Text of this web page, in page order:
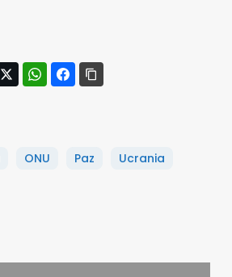
ONU Paz Ucrania